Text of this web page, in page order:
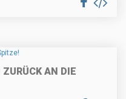
AN DIE